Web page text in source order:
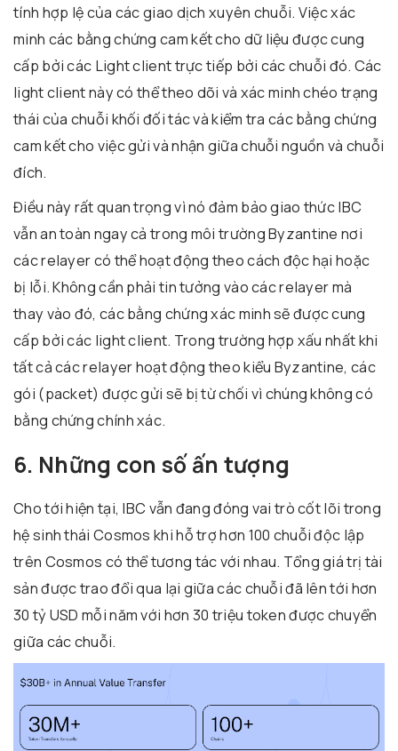
tính hợp lệ của các giao dịch xuyên chuỗi. Việc xác
minh các bằng chứng cam kết cho dữ liệu được cung
cấp bởi các Light client trực tiếp bởi các chuỗi đó. Các
light client này có thể theo dõi và xác minh chéo trạng
thái của chuỗi khối đối tác và kiểm tra các bằng chứng
cam kết cho việc gửi và nhận giữa chuỗi nguồn và chuỗi
đích.
Điều này rất quan trọng vì nó đảm bảo giao thức IBC
vẫn an toàn ngay cả trong môi trường Byzantine nơi
các relayer có thể hoạt động theo cách độc hại hoặc
bị lỗi. Không cần phải tin tưởng vào các relayer mà
thay vào đó, các bằng chứng xác minh sẽ được cung
cấp bởi các light client. Trong trường hợp xấu nhất khi
tất cả các relayer hoạt động theo kiểu Byzantine, các
gói (packet) được gửi sẽ bị từ chối vì chúng không có
bằng chứng chính xác.
6. Những con số ấn tượng
Cho tới hiện tại, IBC vẫn đang đóng vai trò cốt lõi trong
hệ sinh thái Cosmos khi hỗ trợ hơn 100 chuỗi độc lập
trên Cosmos có thể tương tác với nhau. Tổng giá trị tài
sản được trao đổi qua lại giữa các chuỗi đã lên tới hơn
30 tỷ USD mỗi năm với hơn 30 triệu token được chuyển
giữa các chuỗi.